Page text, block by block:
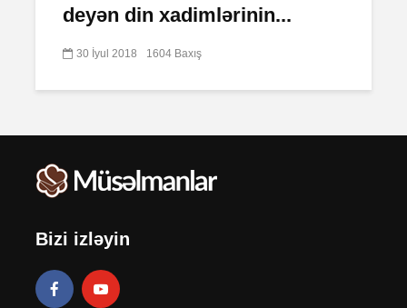
deyən din xadimlərinin...
30 İyul 2018 1604 Baxış
Bizi izləyin